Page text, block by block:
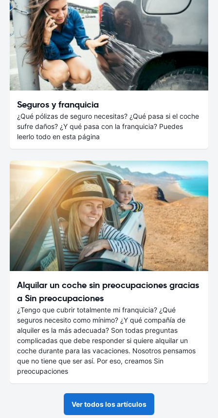
Seguros y franquicia
¿Qué pólizas de seguro necesitas? ¿Qué pasa si el coche
sufre daños? ¿Y qué pasa con la franquicia? Puedes
leerlo todo en esta página
Alquilar un coche sin preocupaciones gracias
a Sin preocupaciones
¿Tengo que cubrir totalmente mi franquicia? ¿Qué
seguros necesito como mínimo? ¿Y qué compañía de
alquiler es la más adecuada? Son todas preguntas
complicadas que debe responder si quiere alquilar un
coche durante para las vacaciones. Nosotros pensamos
que no tiene que ser así. Por eso, creamos Sin
preocupaciones
Ver todos los artículos